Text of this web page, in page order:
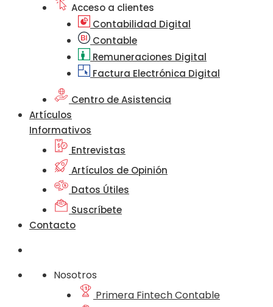
Acceso a clientes
Contabilidad Digital
Contable
Remuneraciones Digital
Factura Electrónica Digital
Centro de Asistencia
Artículos
Informativos
Entrevistas
Artículos de Opinión
Datos Útiles
Suscríbete
Contacto
Nosotros
Primera Fintech Contable